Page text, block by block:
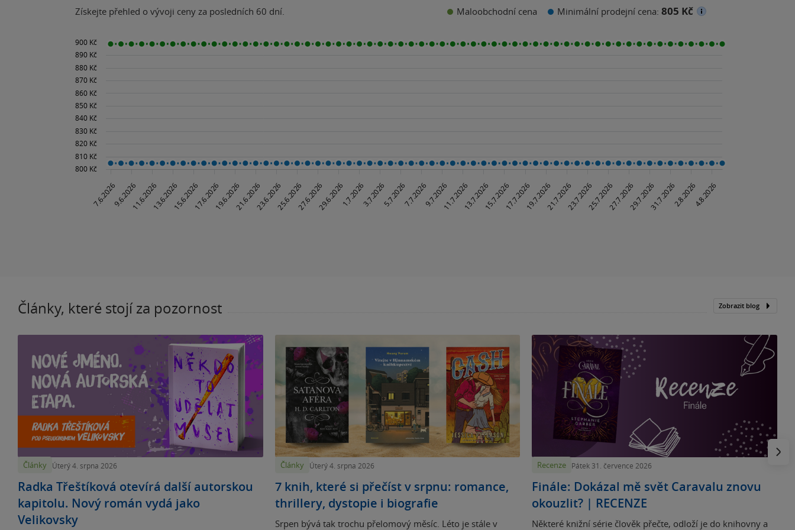
Získejte přehled o vývoji ceny za posledních 60 dní. Maloobchodní cena Minimální prodejní cena: 805 Kč
Články, které stojí za pozornost Zobrazit blog
Články Úterý 4. srpna 2026
Radka Třeštíková otevírá další autorskou
kapitolu. Nový román vydá jako
Velikovsky
Články Úterý 4. srpna 2026
7 knih, které si přečíst v srpnu: romance,
thrillery, dystopie i biografie
Srpen bývá tak trochu přelomový měsíc. Léto je stále v
Recenze Pátek 31. července 2026
Finále: Dokázal mě svět Caravalu znovu
okouzlit? | RECENZE
Některé knižní série člověk přečte, odloží je do knihovny a